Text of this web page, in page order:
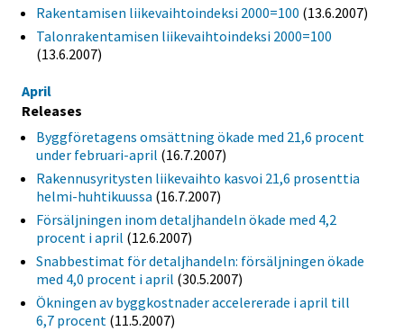
Rakentamisen liikevaihtoindeksi 2000=100 (13.6.2007)
Talonrakentamisen liikevaihtoindeksi 2000=100
(13.6.2007)
April
Releases
Byggföretagens omsättning ökade med 21,6 procent
under februari-april (16.7.2007)
Rakennusyritysten liikevaihto kasvoi 21,6 prosenttia
helmi-huhtikuussa (16.7.2007)
Försäljningen inom detaljhandeln ökade med 4,2
procent i april (12.6.2007)
Snabbestimat för detaljhandeln: försäljningen ökade
med 4,0 procent i april (30.5.2007)
Ökningen av byggkostnader accelererade i april till
6,7 procent (11.5.2007)